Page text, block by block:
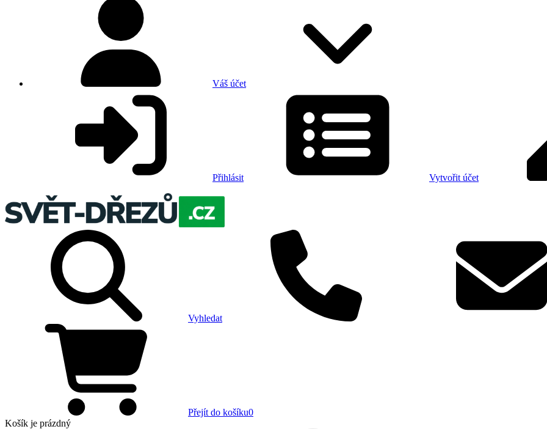
Váš účet
Přihlásit Vytvořit účet
Vyhledat
Přejít do košíku0
Košík je prázdný